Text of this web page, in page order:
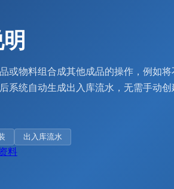
或物料组合成其他成品的操作，例如
系统自动生成出入库流水，无需手动
出入库流水
料